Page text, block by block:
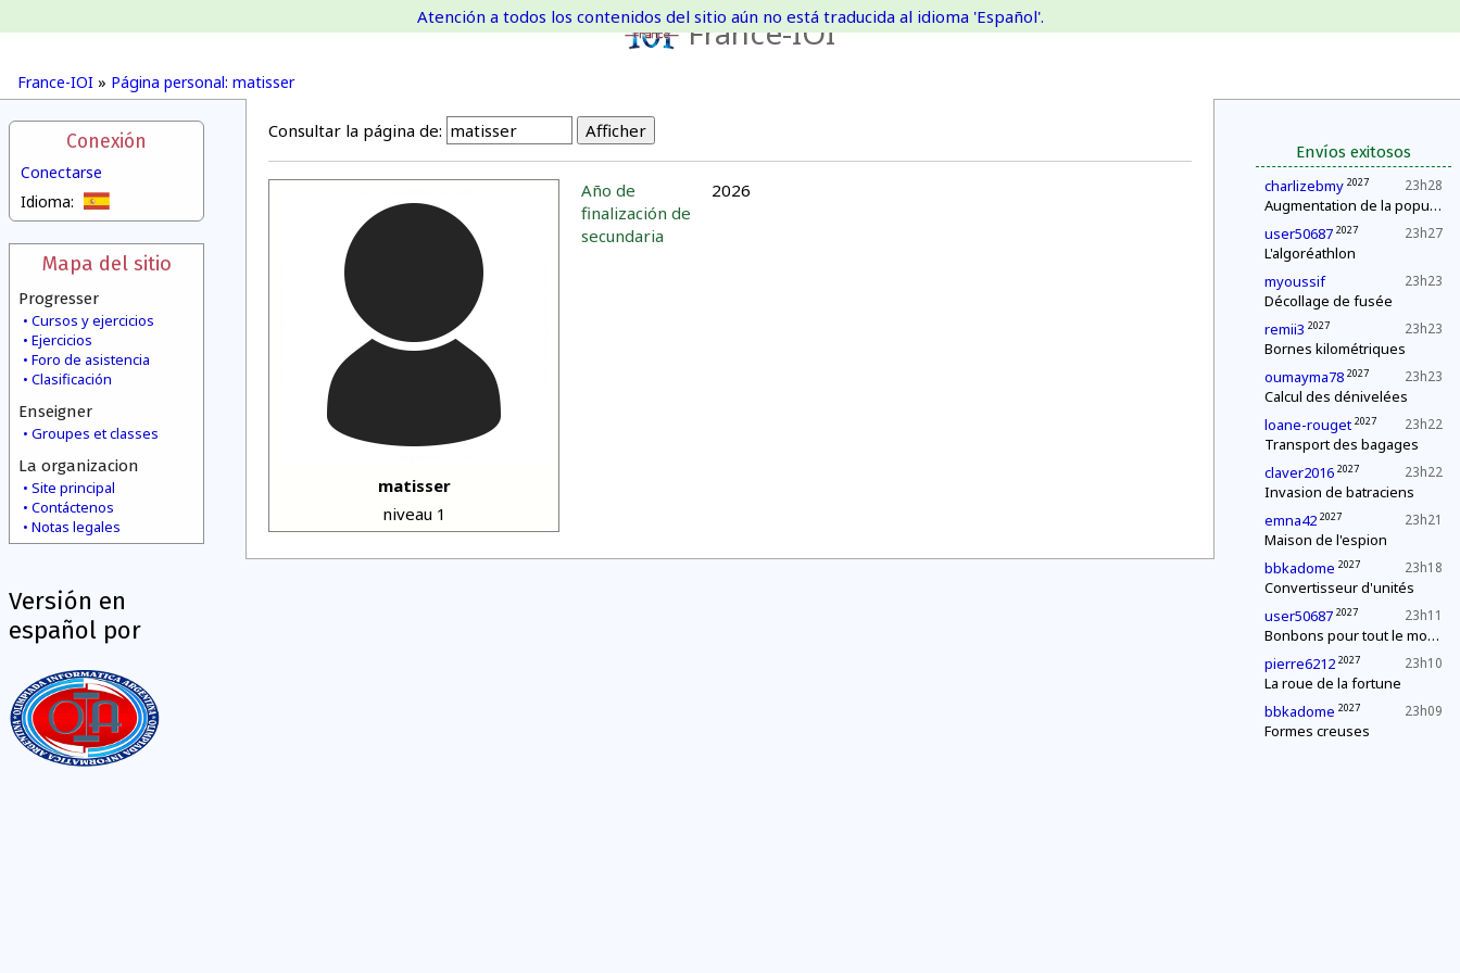
France-IOI
France-IOI » Página personal: matisser
Atención a todos los contenidos del sitio aún no está traducida al idioma 'Español'.
Conexión
Conectarse
Idioma:
Mapa del sitio
Progresser
Cursos y ejercicios
Ejercicios
Foro de asistencia
Clasificación
Enseigner
Groupes et classes
La organizacion
Site principal
Contáctenos
Notas legales
Versión en
español por
Envíos exitosos
23h28
charlizebmy 2027
Augmentation de la population
23h27
user50687 2027
L'algoréathlon
23h23
myoussif
Décollage de fusée
23h23
remii3 2027
Bornes kilométriques
23h23
oumayma78 2027
Calcul des dénivelées
23h22
loane-rouget 2027
Transport des bagages
23h22
claver2016 2027
Invasion de batraciens
23h21
emna42 2027
Maison de l'espion
23h18
bbkadome 2027
Convertisseur d'unités
23h11
user50687 2027
Bonbons pour tout le monde !
23h10
pierre6212 2027
La roue de la fortune
23h09
bbkadome 2027
Formes creuses
Consultar la página de:
matisser
niveau 1
Año de
finalización de
secundaria
2026